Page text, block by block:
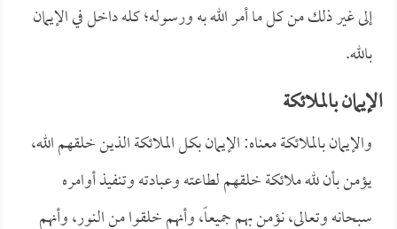
إلى غير ذلك من كل ما أمر الله به ورسوله؛ كله داخل في الإيمان
بالله.
الإيمان بالملائكة
والإيمان بالملائكة معناه: الإيمان بكل الملائكة الذين خلقهم الله،
يؤمن بأن لله ملائكة خلقهم لطاعته وعبادته وتنفيذ أوامره
سبحانه وتعالى، نؤمن بهم جميعاً، وأنهم خلقوا من النور، وأنهم